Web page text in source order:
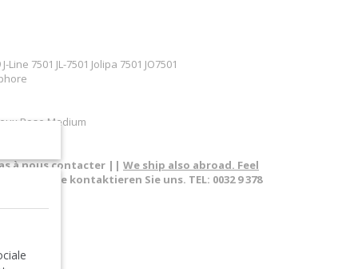
Line 7501 JL-7501 Jolipa 7501 JO7501
Rose Medium
à nous contacter || We ship also abroad. Feel
Bitte kontaktieren Sie uns. TEL: 0032 9 378
Medium